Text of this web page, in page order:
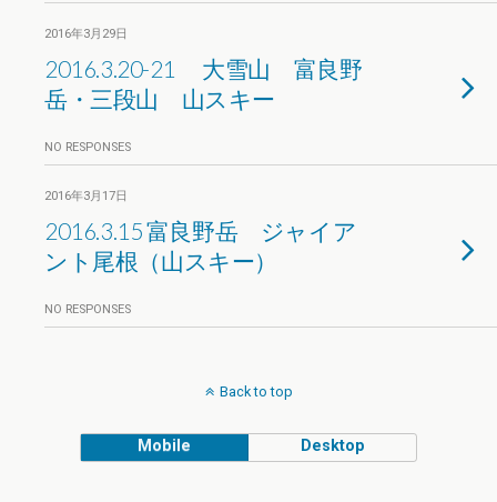
2016年3月29日
2016.3.20-21 大雪山 富良野
岳・三段山 山スキー
NO RESPONSES
2016年3月17日
2016.3.15 富良野岳 ジャイア
ント尾根（山スキー）
NO RESPONSES
Back to top
Mobile Desktop